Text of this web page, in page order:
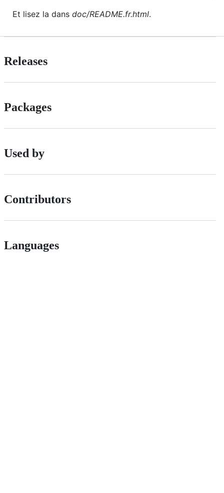
Et lisez la dans doc/README.fr.html.
Releases
Packages
Used by
Contributors
Languages